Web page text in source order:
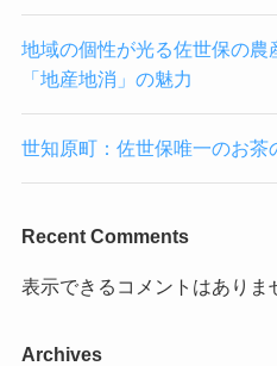
地域の個性が光る佐世保の農
「地産地消」の魅力
世知原町：佐世保唯一のお茶
Recent Comments
表示できるコメントはありま
Archives